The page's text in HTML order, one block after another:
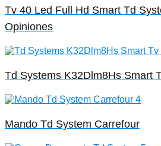
Tv 40 Led Full Hd Smart Td
Opiniones
Td Systems K32Dlm8Hs Smart
Mando Td System Carrefour